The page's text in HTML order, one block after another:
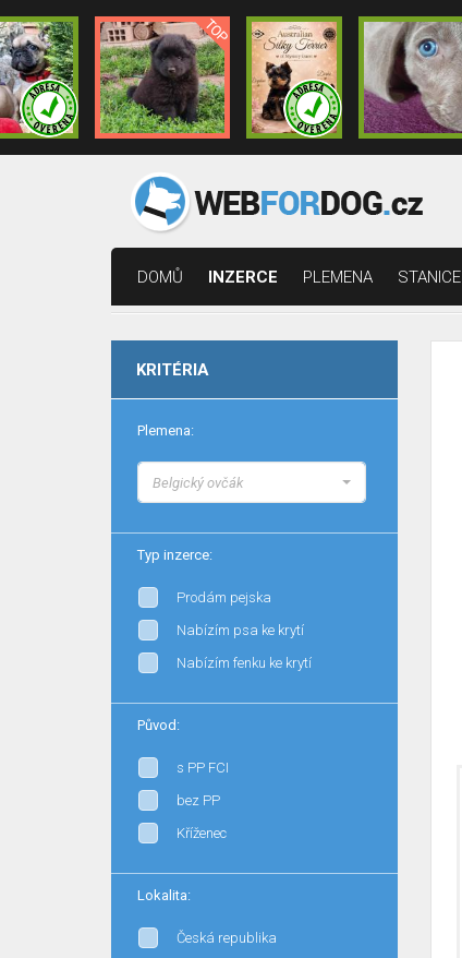
DOMŮ INZERCE PLEMENA STANICE
KRITÉRIA
Plemena:
Belgický ovčák
Typ inzerce:
Prodám pejska
Nabízím psa ke krytí
Nabízím fenku ke krytí
Původ:
s PP FCI
bez PP
Kříženec
Lokalita:
Česká republika